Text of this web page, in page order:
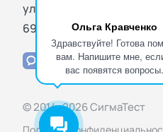
Ольга Кравченко
Здравствуйте! Готова
вам. Напишите мне,
вас появятся вопросы.
ул. Русская, 2к,
690039
© 2014–2026 СигмаТест